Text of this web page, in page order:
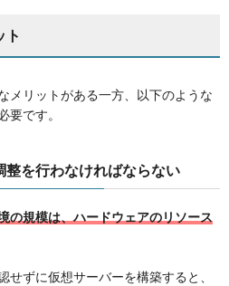
ト
メリットがある一方、以下のような
要です。
整を行わなければならない
の規模は、ハードウェアのリソース
せずに仮想サーバーを構築すると、